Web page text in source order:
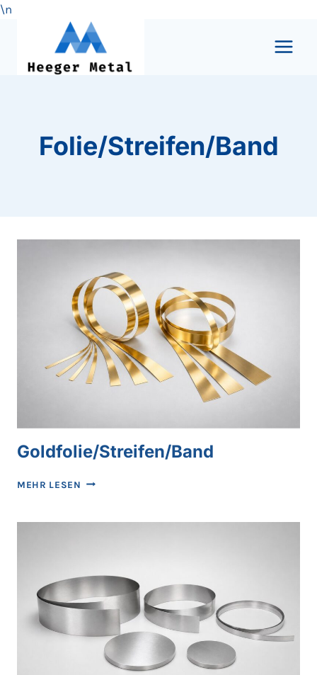
\n
springen
Folie/Streifen/Band
Goldfolie/Streifen/Band
MEHR LESEN GOLDFOLIE/STREIFEN/BAND